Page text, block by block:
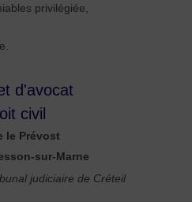
privilégiée,
d'avocat
civil
le Prévost
sur-Marne
judiciaire de Créteil